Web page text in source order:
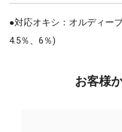
●対応オキシ：オルディー
4.5％、6％)
お客様